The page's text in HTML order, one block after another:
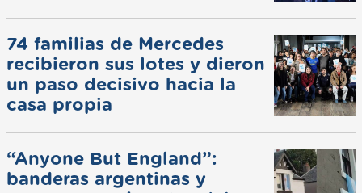
74 familias de Mercedes
recibieron sus lotes y dieron
un paso decisivo hacia la
casa propia
“Anyone But England”:
banderas argentinas y